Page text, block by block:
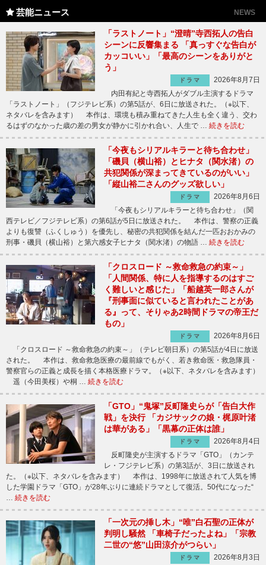
芸能ニュース NEWS
「ラストノート」“澄晴”寺西拓人の告白
シーンに反響集まる 「真っすぐな告白が
カッコいい」「最高のシーンをありがと
う」
ドラマ
2026年8月7日
内田有紀と寺西拓人がダブル主演するドラマ
「ラストノート」（フジテレビ系）の第5話が、6日に放送された。（※以下、
ネタバレを含みます） 本作は、環境も積み重ねてきた人生も全く違う、交わ
るはずのなかった歳の差の男女が静かに引かれ合い、人生で … 続きを読む
「今夜もシリアルキラーと待ち合わせ」
「磯貝（横山裕）とヒナタ（関水渚）の
共犯関係が深まってきているのがいい」
「縦山裕二さんのグッズ欲しい」
ドラマ
2026年8月6日
「今夜もシリアルキラーと待ち合わせ」（関
西テレビ／フジテレビ系）の第6話が5日に放送された。 本作は、警察の正義
よりも復讐（ふくしゅう）を優先し、秘密の共犯関係を結んだ一匹おおかみの
刑事・磯貝（横山裕）と第六感女子ヒナタ（関水渚）の物語 … 続きを読む
「クロスロード ～救命救急の約束～」
「人間関係、特に人を指導するのはすご
く難しいと感じた」「船越英一郎さんが
『刑事面に似ていると言われたことがあ
る』って、そりゃあ2時間ドラマの帝王だ
もの」
ドラマ
2026年8月6日
「クロスロード ～救命救急の約束～」（テレビ朝日系）の第5話が4日に放送
された。 本作は、救命救急医療の最前線でもがく、若き救命医・救急隊員・
警察官らの正義と成長を描く本格医療ドラマ。（※以下、ネタバレを含みます）
遥（今田美桜）や桐 … 続きを読む
「GTO」“鬼塚”反町隆史らが「告白大作
戦」を決行 「カジサックの娘・梶原叶渚
は華がある」「黒幕の正体は誰」
ドラマ
2026年8月4日
反町隆史が主演するドラマ「GTO」（カンテ
レ・フジテレビ系）の第3話が、3日に放送され
た。（※以下、ネタバレを含みます） 本作は、1998年に放送されて人気を博
した学園ドラマ「GTO」が28年ぶりに連続ドラマとして復活。50代になった“
… 続きを読む
「一次元の挿し木」“唯”白石聖の正体が
判明し騒然 「車椅子だったよね」「宗教
二世の“悠”山田涼介がつらい」
ドラマ
2026年8月3日